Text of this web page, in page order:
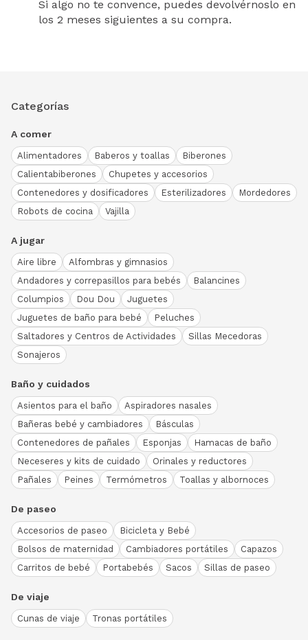
Si algo no te convence, puedes devolvérnoslo en
los 2 meses siguientes a su compra.
Categorías
A comer
Alimentadores Baberos y toallas
Biberones
Calientabiberones
Chupetes y accesorios
Contenedores y dosificadores
Esterilizadores
Mordedores
Robots de cocina
Vajilla
A jugar
Aire libre
Alfombras y gimnasios
Andadores y correpasillos para bebés
Balancines
Columpios
Dou Dou
Juguetes
Juguetes de baño para bebé
Peluches
Saltadores y Centros de Actividades
Sillas Mecedoras
Sonajeros
Baño y cuidados
Asientos para el baño
Aspiradores nasales
Bañeras bebé y cambiadores
Básculas
Contenedores de pañales
Esponjas
Hamacas de baño
Neceseres y kits de cuidado
Orinales y reductores
Pañales
Peines Termómetros Toallas y albornoces
De paseo
Accesorios de paseo
Bicicleta y Bebé
Bolsos de maternidad
Cambiadores portátiles
Capazos
Carritos de bebé
Portabebés Sacos Sillas de paseo
De viaje
Cunas de viaje Tronas portátiles